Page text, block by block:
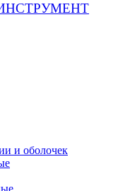
и оболочек